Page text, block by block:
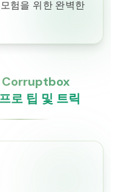
험을 위한 완벽한
Corruptbox
로 팁 및 트릭